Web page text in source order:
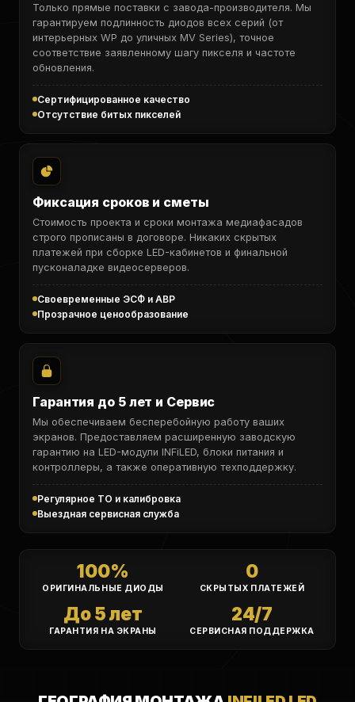
Только прямые поставки с завода-производителя. Мы
гарантируем подлинность диодов всех серий (от
интерьерных WP до уличных MV Series), точное
соответствие заявленному шагу пикселя и частоте
обновления.
Сертифицированное качество
Отсутствие битых пикселей
Фиксация сроков и сметы
Стоимость проекта и сроки монтажа медиафасадов
строго прописаны в договоре. Никаких скрытых
платежей при сборке LED-кабинетов и финальной
пусконаладке видеосерверов.
Своевременные ЭСФ и АВР
Прозрачное ценообразование
Гарантия до 5 лет и Сервис
Мы обеспечиваем бесперебойную работу ваших
экранов. Предоставляем расширенную заводскую
гарантию на LED-модули INFiLED, блоки питания и
контроллеры, а также оперативную техподдержку.
Регулярное ТО и калибровка
Выездная сервисная служба
100%
ОРИГИНАЛЬНЫЕ ДИОДЫ
0
СКРЫТЫХ ПЛАТЕЖЕЙ
До 5 лет
ГАРАНТИЯ НА ЭКРАНЫ
24/7
СЕРВИСНАЯ ПОДДЕРЖКА